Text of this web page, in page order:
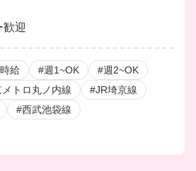
迎
給 #週1~OK
#週2~OK
トロ丸ノ内線
#JR埼京線
#西武池袋線